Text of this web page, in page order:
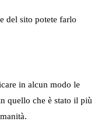
del sito potete farlo
in alcun modo le
quello che è stato il più